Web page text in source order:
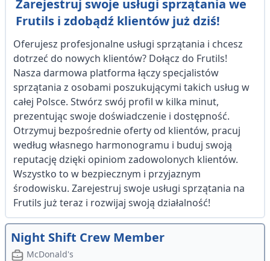
Zarejestruj swoje usługi sprzątania we
Frutils i zdobądź klientów już dziś!
Oferujesz profesjonalne usługi sprzątania i chcesz
dotrzeć do nowych klientów? Dołącz do Frutils!
Nasza darmowa platforma łączy specjalistów
sprzątania z osobami poszukującymi takich usług w
całej Polsce. Stwórz swój profil w kilka minut,
prezentując swoje doświadczenie i dostępność.
Otrzymuj bezpośrednie oferty od klientów, pracuj
według własnego harmonogramu i buduj swoją
reputację dzięki opiniom zadowolonych klientów.
Wszystko to w bezpiecznym i przyjaznym
środowisku. Zarejestruj swoje usługi sprzątania na
Frutils już teraz i rozwijaj swoją działalność!
Night Shift Crew Member
McDonald's